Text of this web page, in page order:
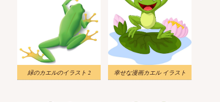
緑のカエルのイラスト 2 幸せな漫画カエル イラスト